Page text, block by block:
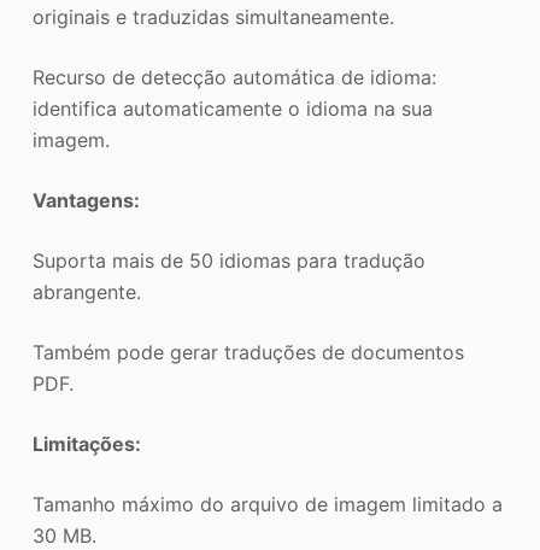
originais e traduzidas simultaneamente.
Recurso de detecção automática de idioma:
identifica automaticamente o idioma na sua
imagem.
Vantagens:
Suporta mais de 50 idiomas para tradução
abrangente.
Também pode gerar traduções de documentos
PDF.
Limitações:
Tamanho máximo do arquivo de imagem limitado a
30 MB.